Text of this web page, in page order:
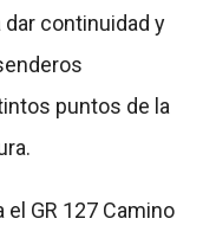
continuidad y
puntos de la
GR 127 Camino